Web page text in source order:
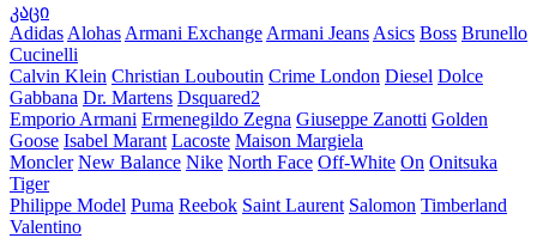
კაცი
Adidas Alohas Armani Exchange Armani Jeans Asics Boss Brunello
Cucinelli
Calvin Klein Christian Louboutin Crime London Diesel Dolce
Gabbana Dr. Martens Dsquared2
Emporio Armani Ermenegildo Zegna Giuseppe Zanotti Golden
Goose Isabel Marant Lacoste Maison Margiela
Moncler New Balance Nike North Face Off-White On Onitsuka
Tiger
Philippe Model Puma Reebok Saint Laurent Salomon Timberland
Valentino